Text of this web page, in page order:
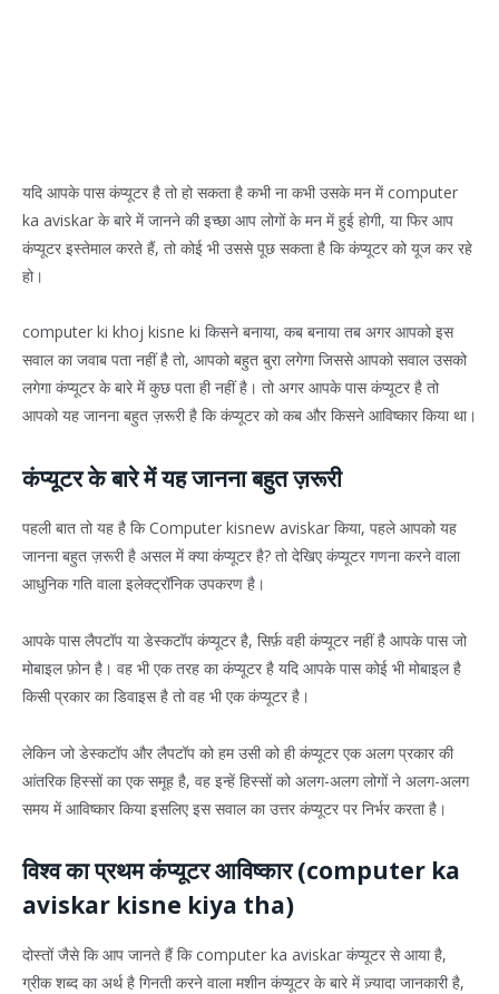
यदि आपके पास कंप्यूटर है तो हो सकता है कभी ना कभी उसके मन में computer
ka aviskar के बारे में जानने की इच्छा आप लोगों के मन में हुई होगी, या फिर आप
कंप्यूटर इस्तेमाल करते हैं, तो कोई भी उससे पूछ सकता है कि कंप्यूटर को यूज कर रहे
हो।
computer ki khoj kisne ki किसने बनाया, कब बनाया तब अगर आपको इस
सवाल का जवाब पता नहीं है तो, आपको बहुत बुरा लगेगा जिससे आपको सवाल उसको
लगेगा कंप्यूटर के बारे में कुछ पता ही नहीं है। तो अगर आपके पास कंप्यूटर है तो
आपको यह जानना बहुत ज़रूरी है कि कंप्यूटर को कब और किसने आविष्कार किया था।
कंप्यूटर के बारे में यह जानना बहुत ज़रूरी
पहली बात तो यह है कि Computer kisnew aviskar किया, पहले आपको यह
जानना बहुत ज़रूरी है असल में क्या कंप्यूटर है? तो देखिए कंप्यूटर गणना करने वाला
आधुनिक गति वाला इलेक्ट्रॉनिक उपकरण है।
आपके पास लैपटॉप या डेस्कटॉप कंप्यूटर है, सिर्फ़ वही कंप्यूटर नहीं है आपके पास जो
मोबाइल फ़ोन है। वह भी एक तरह का कंप्यूटर है यदि आपके पास कोई भी मोबाइल है
किसी प्रकार का डिवाइस है तो वह भी एक कंप्यूटर है।
लेकिन जो डेस्कटॉप और लैपटॉप को हम उसी को ही कंप्यूटर एक अलग प्रकार की
आंतरिक हिस्सों का एक समूह है, वह इन्हें हिस्सों को अलग-अलग लोगों ने अलग-अलग
समय में आविष्कार किया इसलिए इस सवाल का उत्तर कंप्यूटर पर निर्भर करता है।
विश्व का प्रथम कंप्यूटर आविष्कार (computer ka
aviskar kisne kiya tha)
दोस्तों जैसे कि आप जानते हैं कि computer ka aviskar कंप्यूटर से आया है,
ग्रीक शब्द का अर्थ है गिनती करने वाला मशीन कंप्यूटर के बारे में ज़्यादा जानकारी है,